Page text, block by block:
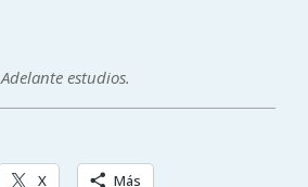
Adelante estudios.
X Más